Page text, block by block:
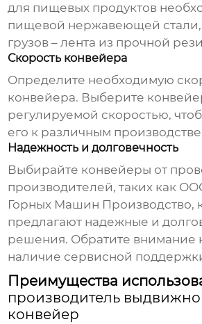
для пищевых продуктов
пищевой нержавеющей стали,
грузов – лента из прочной
Скорость конвейера
Определите необходимую
конвейера. Выберите
регулируемой скоростью,
его к различным
Надежность и долговечность
Выбирайте конвейеры от
производителей, таких как
Горных Машин Производство,
предлагают надежные и
решения. Обратите внимание
наличие сервисной
Преимущества
производитель
конвейер